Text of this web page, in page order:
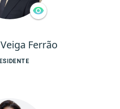
Ferrão